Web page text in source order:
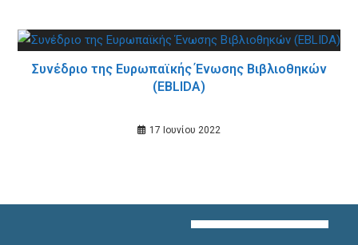
Συνέδριο της Ευρωπαϊκής Ένωσης Βιβλιοθηκών
(EBLIDA)
17 Ιουνίου 2022